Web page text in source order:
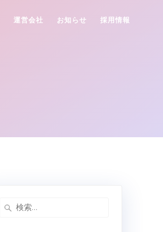
運営会社 お知らせ 採用情報
検